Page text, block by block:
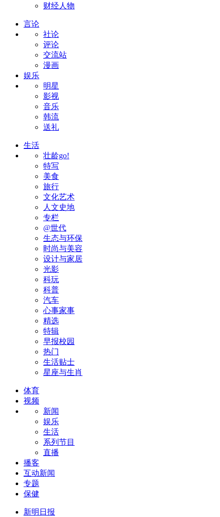
财经人物
言论
社论
评论
交流站
漫画
娱乐
明星
影视
音乐
韩流
送礼
生活
壮龄go!
特写
美食
旅行
文化艺术
人文史地
专栏
@世代
生态与环保
时尚与美容
设计与家居
光影
科玩
科普
汽车
心事家事
精选
特辑
早报校园
热门
生活贴士
星座与生肖
体育
视频
新闻
娱乐
生活
系列节目
直播
播客
互动新闻
专题
保健
新明日报